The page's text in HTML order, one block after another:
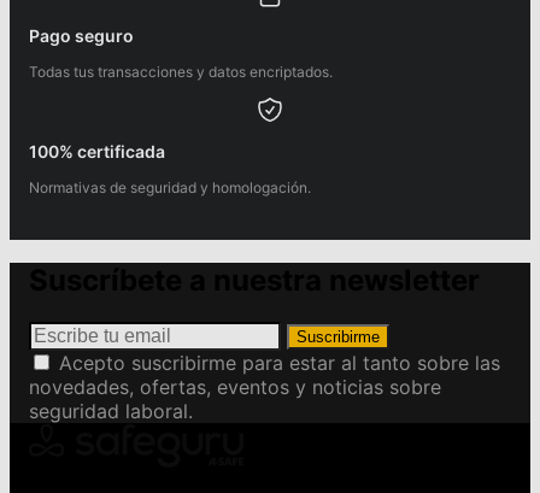
Pago seguro
Todas tus transacciones y datos encriptados.
100% certificada
Normativas de seguridad y homologación.
Suscribirme
Acepto suscribirme para estar al tanto sobre las
novedades, ofertas, eventos y noticias sobre
seguridad laboral.